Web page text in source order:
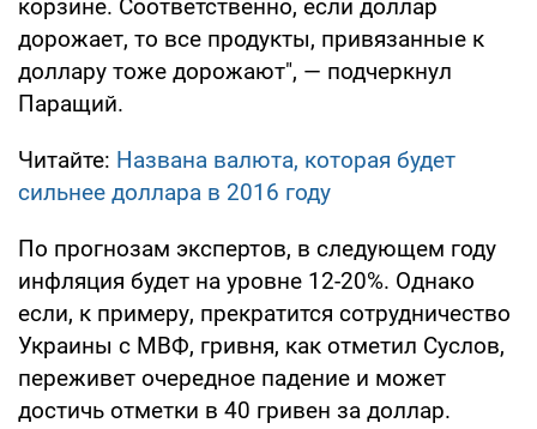
корзине. Соответственно, если доллар
дорожает, то все продукты, привязанные к
доллару тоже дорожают", — подчеркнул
Паращий.
Читайте: Названа валюта, которая будет
сильнее доллара в 2016 году
По прогнозам экспертов, в следующем году
инфляция будет на уровне 12-20%. Однако
если, к примеру, прекратится сотрудничество
Украины с МВФ, гривня, как отметил Суслов,
переживет очередное падение и может
достичь отметки в 40 гривен за доллар.